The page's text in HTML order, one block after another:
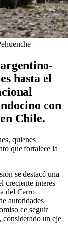
hasta el
con
Chile.
quienes
que fortalece la
se destacó una
creciente interés
del Cerro
autoridades
de seguir
un eje